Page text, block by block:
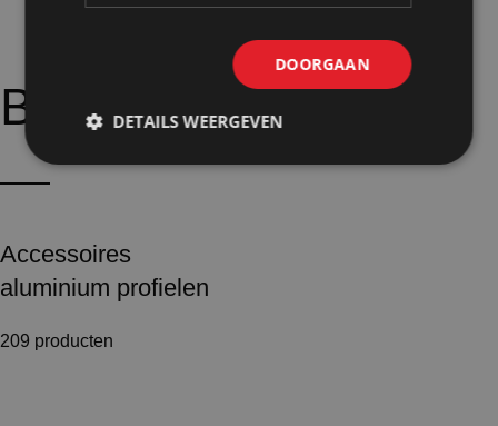
Bijpassendeopties:
Accessoires
aluminium profielen
209 producten
DOORGAAN
DETAILS WEERGEVEN